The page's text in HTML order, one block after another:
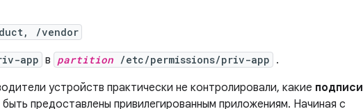
/vendor
app в partition /etc/permissions/priv-app .
устройств практически не контролировали, какие подписи|
предоставлены привилегированным приложениям. Начиная с